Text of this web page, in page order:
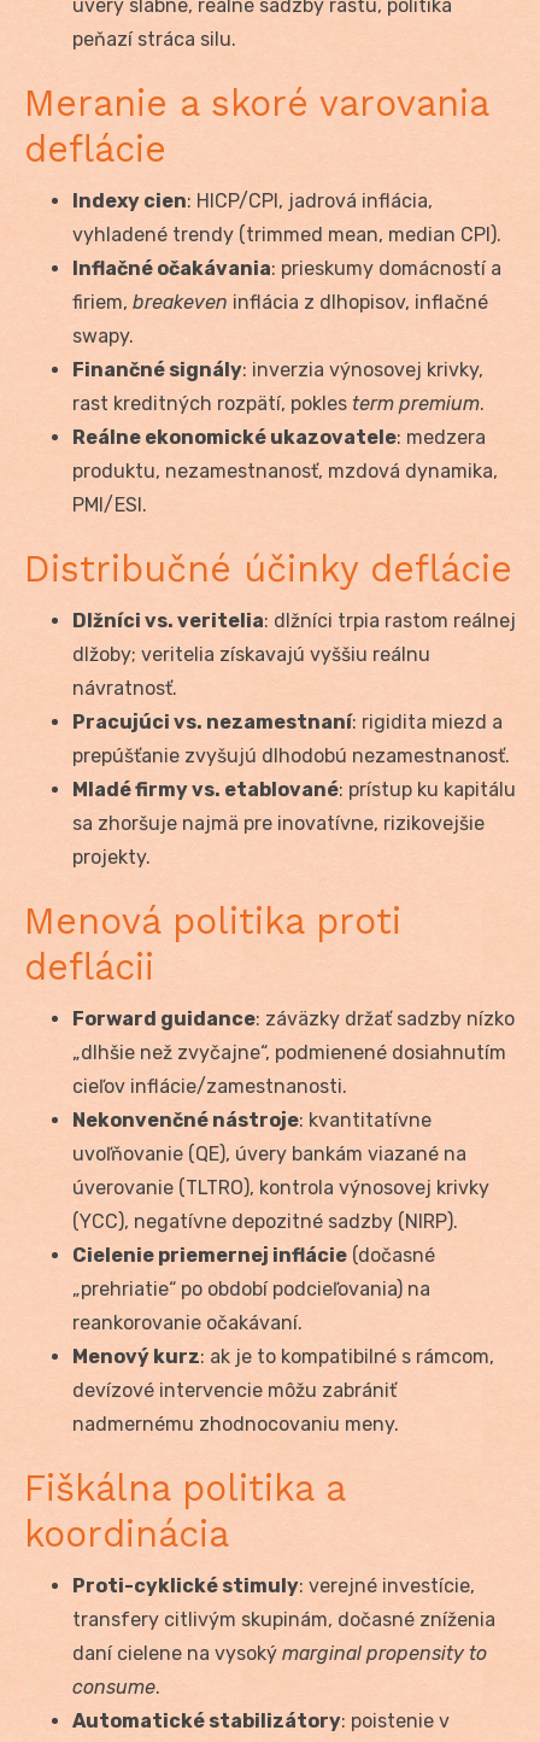
úvery slabne, reálne sadzby rastú, politika
peňazí stráca silu.
Meranie a skoré varovania
deflácie
Indexy cien: HICP/CPI, jadrová inflácia,
vyhladené trendy (trimmed mean, median CPI).
Inflačné očakávania: prieskumy domácností a
firiem, breakeven inflácia z dlhopisov, inflačné
swapy.
Finančné signály: inverzia výnosovej krivky,
rast kreditných rozpätí, pokles term premium.
Reálne ekonomické ukazovatele: medzera
produktu, nezamestnanosť, mzdová dynamika,
PMI/ESI.
Distribučné účinky deflácie
Dlžníci vs. veritelia: dlžníci trpia rastom reálnej
dlžoby; veritelia získavajú vyššiu reálnu
návratnosť.
Pracujúci vs. nezamestnaní: rigidita miezd a
prepúšťanie zvyšujú dlhodobú nezamestnanosť.
Mladé firmy vs. etablované: prístup ku kapitálu
sa zhoršuje najmä pre inovatívne, rizikovejšie
projekty.
Menová politika proti
deflácii
Forward guidance: záväzky držať sadzby nízko
„dlhšie než zvyčajne“, podmienené dosiahnutím
cieľov inflácie/zamestnanosti.
Nekonvenčné nástroje: kvantitatívne
uvoľňovanie (QE), úvery bankám viazané na
úverovanie (TLTRO), kontrola výnosovej krivky
(YCC), negatívne depozitné sadzby (NIRP).
Cielenie priemernej inflácie (dočasné
„prehriatie“ po období podcieľovania) na
reankorovanie očakávaní.
Menový kurz: ak je to kompatibilné s rámcom,
devízové intervencie môžu zabrániť
nadmernému zhodnocovaniu meny.
Fiškálna politika a
koordinácia
Proti-cyklické stimuly: verejné investície,
transfery citlivým skupinám, dočasné zníženia
daní cielene na vysoký marginal propensity to
consume.
Automatické stabilizátory: poistenie v